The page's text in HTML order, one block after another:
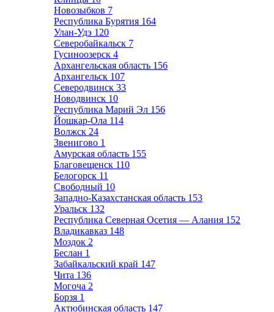
Новозыбков 7
Республика Бурятия 164
Улан-Удэ 120
Северобайкальск 7
Гусиноозерск 4
Архангельская область 156
Архангельск 107
Северодвинск 33
Новодвинск 10
Республика Марий Эл 156
Йошкар-Ола 114
Волжск 24
Звенигово 1
Амурская область 155
Благовещенск 110
Белогорск 11
Свободный 10
Западно-Казахстанская область 153
Уральск 132
Республика Северная Осетия — Алания 152
Владикавказ 148
Моздок 2
Беслан 1
Забайкальский край 147
Чита 136
Могоча 2
Борзя 1
Актюбинская область 147